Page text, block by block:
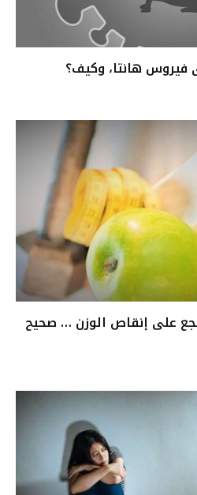
هانتا، وكيف؟
على إنقاص الوزن … صحيح